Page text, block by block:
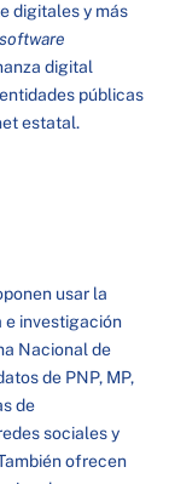
digitales y más
software
digital
públicas
estatal.
usar la
e investigación
Nacional de
de PNP, MP,
de
sociales y
ofrecen